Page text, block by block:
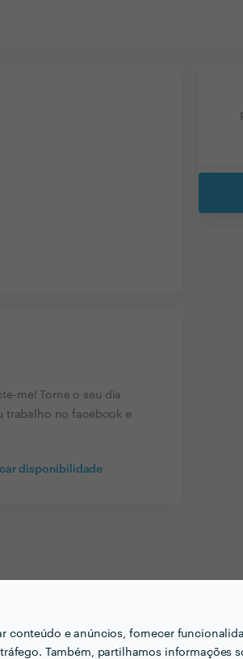
conteúdo e anúncios, fornecer
Também, partilhamos informações
me! Torne o seu dia
trabalho no facebook e
disponibilidade